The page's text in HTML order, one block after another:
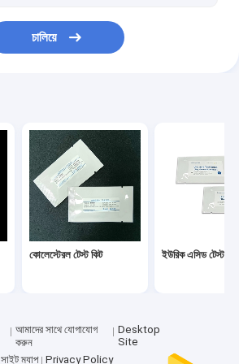
চালিয়ে
কোলেস্টেরল টেস্ট কিট ইউরিক এসিড টেস্ট কিট
আমাদের সাথে যোগাযোগ
করুন
Desktop
Site
সাইট ম্যাপ
Privacy Policy